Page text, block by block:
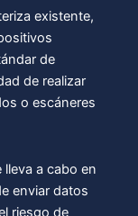
existente,
de
de realizar
o escáneres
a cabo en
enviar datos
riesgo de